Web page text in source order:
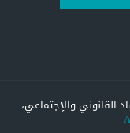
القانوني والإجتماعي،